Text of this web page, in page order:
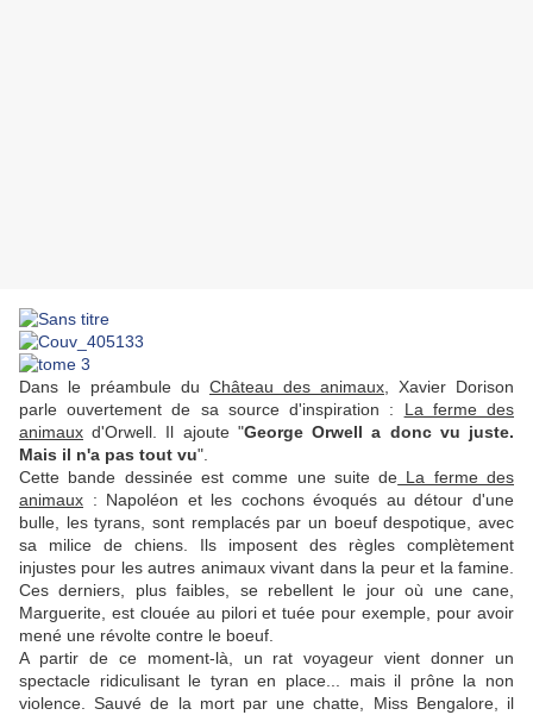
Dans le préambule du Château des animaux , Xavier Dorison
parle ouvertement de sa source d'inspiration : La ferme des
animaux d'Orwell. Il ajoute "George Orwell a donc vu juste.
Mais il n'a pas tout vu".
Cette bande dessinée est comme une suite de La ferme des
animaux : Napoléon et les cochons évoqués au détour d'une
bulle, les tyrans, sont remplacés par un boeuf despotique, avec
sa milice de chiens. Ils imposent des règles complètement
injustes pour les autres animaux vivant dans la peur et la famine.
Ces derniers, plus faibles, se rebellent le jour où une cane,
Marguerite, est clouée au pilori et tuée pour exemple, pour avoir
mené une révolte contre le boeuf.
A partir de ce moment-là, un rat voyageur vient donner un
spectacle ridiculisant le tyran en place... mais il prône la non
violence. Sauvé de la mort par une chatte, Miss Bengalore, il